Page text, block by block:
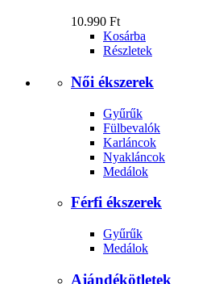
10.990 Ft
Kosárba
Részletek
Női ékszerek
Gyűrűk
Fülbevalók
Karláncok
Nyakláncok
Medálok
Férfi ékszerek
Gyűrűk
Medálok
Ajándékötletek